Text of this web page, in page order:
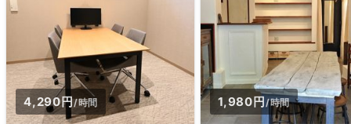
4,290円/時間 1,980円/時間